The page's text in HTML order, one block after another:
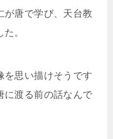
が唐で学び、天台教
。
を思い描けそうです
に渡る前の話なんで